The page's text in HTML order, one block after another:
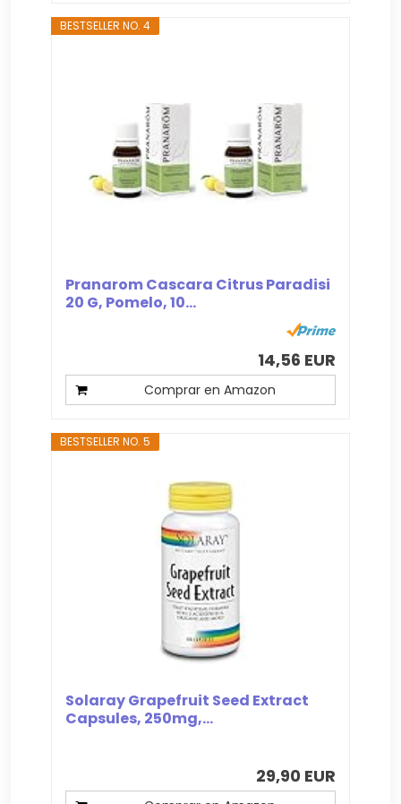
BESTSELLER NO. 4
Pranarom Cascara Citrus Paradisi
20 G, Pomelo, 10...
14,56 EUR
Comprar en Amazon
BESTSELLER NO. 5
Solaray Grapefruit Seed Extract
Capsules, 250mg,...
29,90 EUR